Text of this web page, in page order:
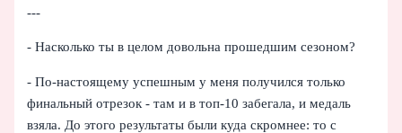
---
- Насколько ты в целом довольна прошедшим сезоном?
- По‑настоящему успешным у меня получился только
финальный отрезок - там и в топ‑10 забегала, и медаль
взяла. До этого результаты были куда скромнее: то с